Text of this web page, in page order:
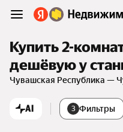
Купить 2-
дешёвую у
Чувашская Республика —
AI 3 Фильтры